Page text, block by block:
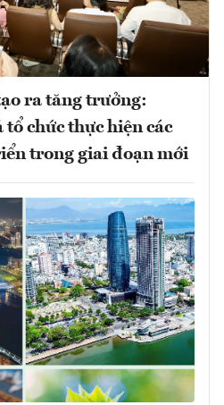
ra tăng trưởng:
tổ chức thực hiện các
trong giai đoạn mới